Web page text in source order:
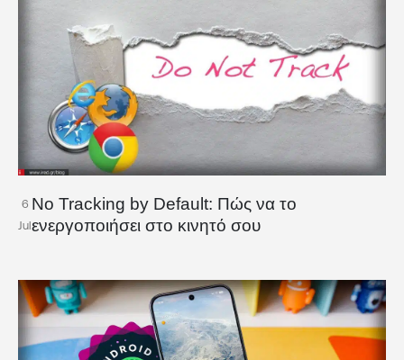
6
Jul
No Tracking by Default: Πώς να το
ενεργοποιήσει στο κινητό σου